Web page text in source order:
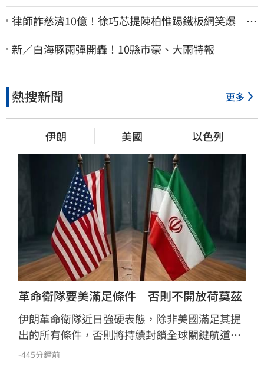
律師詐慈濟10億！徐巧芯提陳柏惟踢鐵板網笑爆 律
師再曬1照補刀
新／白海豚雨彈開轟！10縣市豪、大雨特報
熱搜新聞 更多
伊朗 美國 以色列
革命衛隊要美滿足條件　否則不開放荷莫茲
伊朗革命衛隊近日強硬表態，除非美國滿足其提
出的所有條件，否則將持續封鎖全球關鍵航道荷
莫茲海峽。伊朗開出的條件包含終止對伊朗及其
-445分鐘前